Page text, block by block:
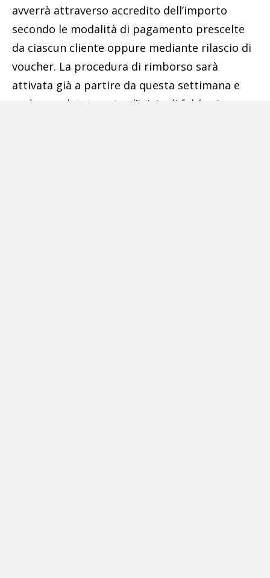
avverrà attraverso accredito dell’importo
secondo le modalità di pagamento prescelte
da ciascun cliente oppure mediante rilascio di
voucher. La procedura di rimborso sarà
attivata già a partire da questa settimana e
sarà completata entro l’inizio di febbraio.